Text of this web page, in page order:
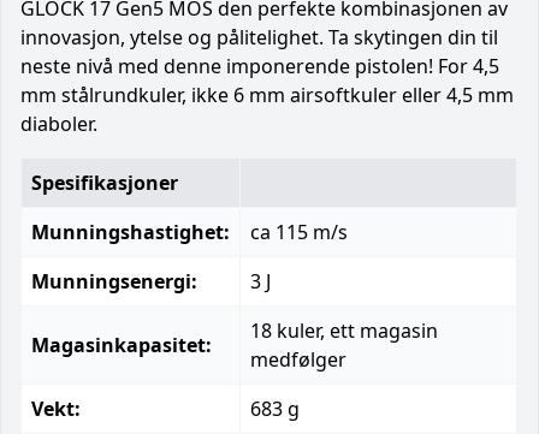
GLOCK 17 Gen5 MOS den perfekte kombinasjonen av
innovasjon, ytelse og pålitelighet. Ta skytingen din til
neste nivå med denne imponerende pistolen! For 4,5
mm stålrundkuler, ikke 6 mm airsoftkuler eller 4,5 mm
diaboler.
Spesifikasjoner
Munningshastighet:
ca 115 m/s
Munningsenergi:
3 J
Magasinkapasitet:
18 kuler, ett magasin
medfølger
Vekt:
683 g